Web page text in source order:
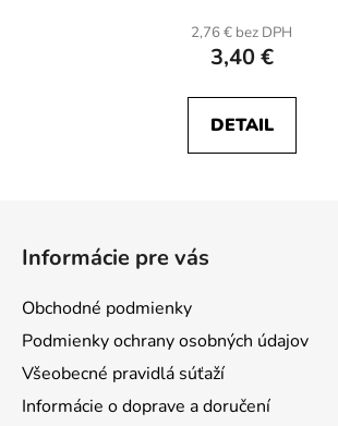
2,76 € bez DPH
3,40 €
DETAIL
Informácie pre vás
Obchodné podmienky
Podmienky ochrany osobných údajov
Všeobecné pravidlá súťaží
Informácie o doprave a doručení